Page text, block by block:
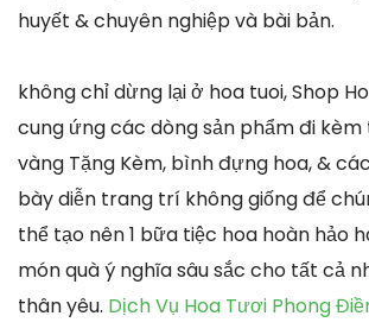
huyết & chuyên nghiệp và bài bản.
không chỉ dừng lại ở hoa tuoi, Shop
cung ứng các dòng sản phẩm đi kèm
vàng Tặng Kèm, bình đựng hoa, &
bày diễn trang trí không giống để
thể tạo nên 1 bữa tiệc hoa hoàn hảo
món quà ý nghĩa sâu sắc cho tất cả
thân yêu. Dịch Vụ Hoa Tươi Phong